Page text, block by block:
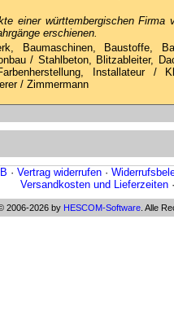
einer württembergischen Firma
erschienen.
Baumaschinen, Baustoffe,
/ Stahlbeton, Blitzableiter,
Installateur /
/ Zimmermann
· Vertrag widerrufen ·
Versandkosten und Lieferzeiten·
2006-2026 by HESCOM-Software . Alle